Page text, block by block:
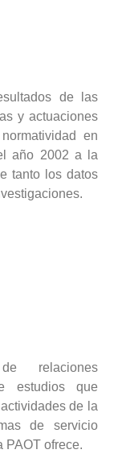
de las
y actuaciones
en
año 2002 a la
tanto los datos
relaciones
estudios que
de la
de servicio
PAOT ofrece.